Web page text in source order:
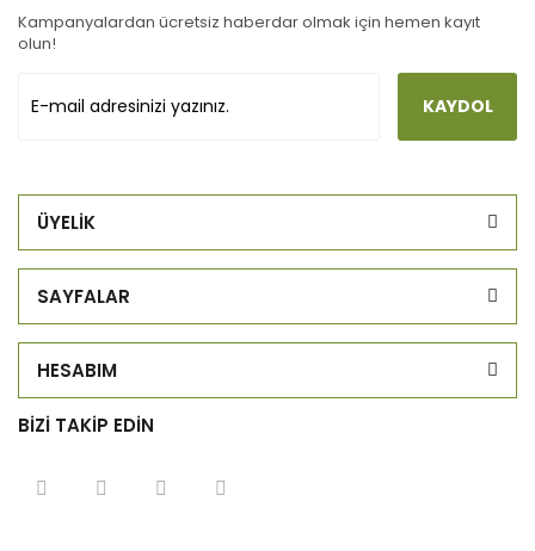
Kampanyalardan ücretsiz haberdar olmak için hemen kayıt
olun!
KAYDOL
ÜYELİK
SAYFALAR
HESABIM
BİZİ TAKİP EDİN